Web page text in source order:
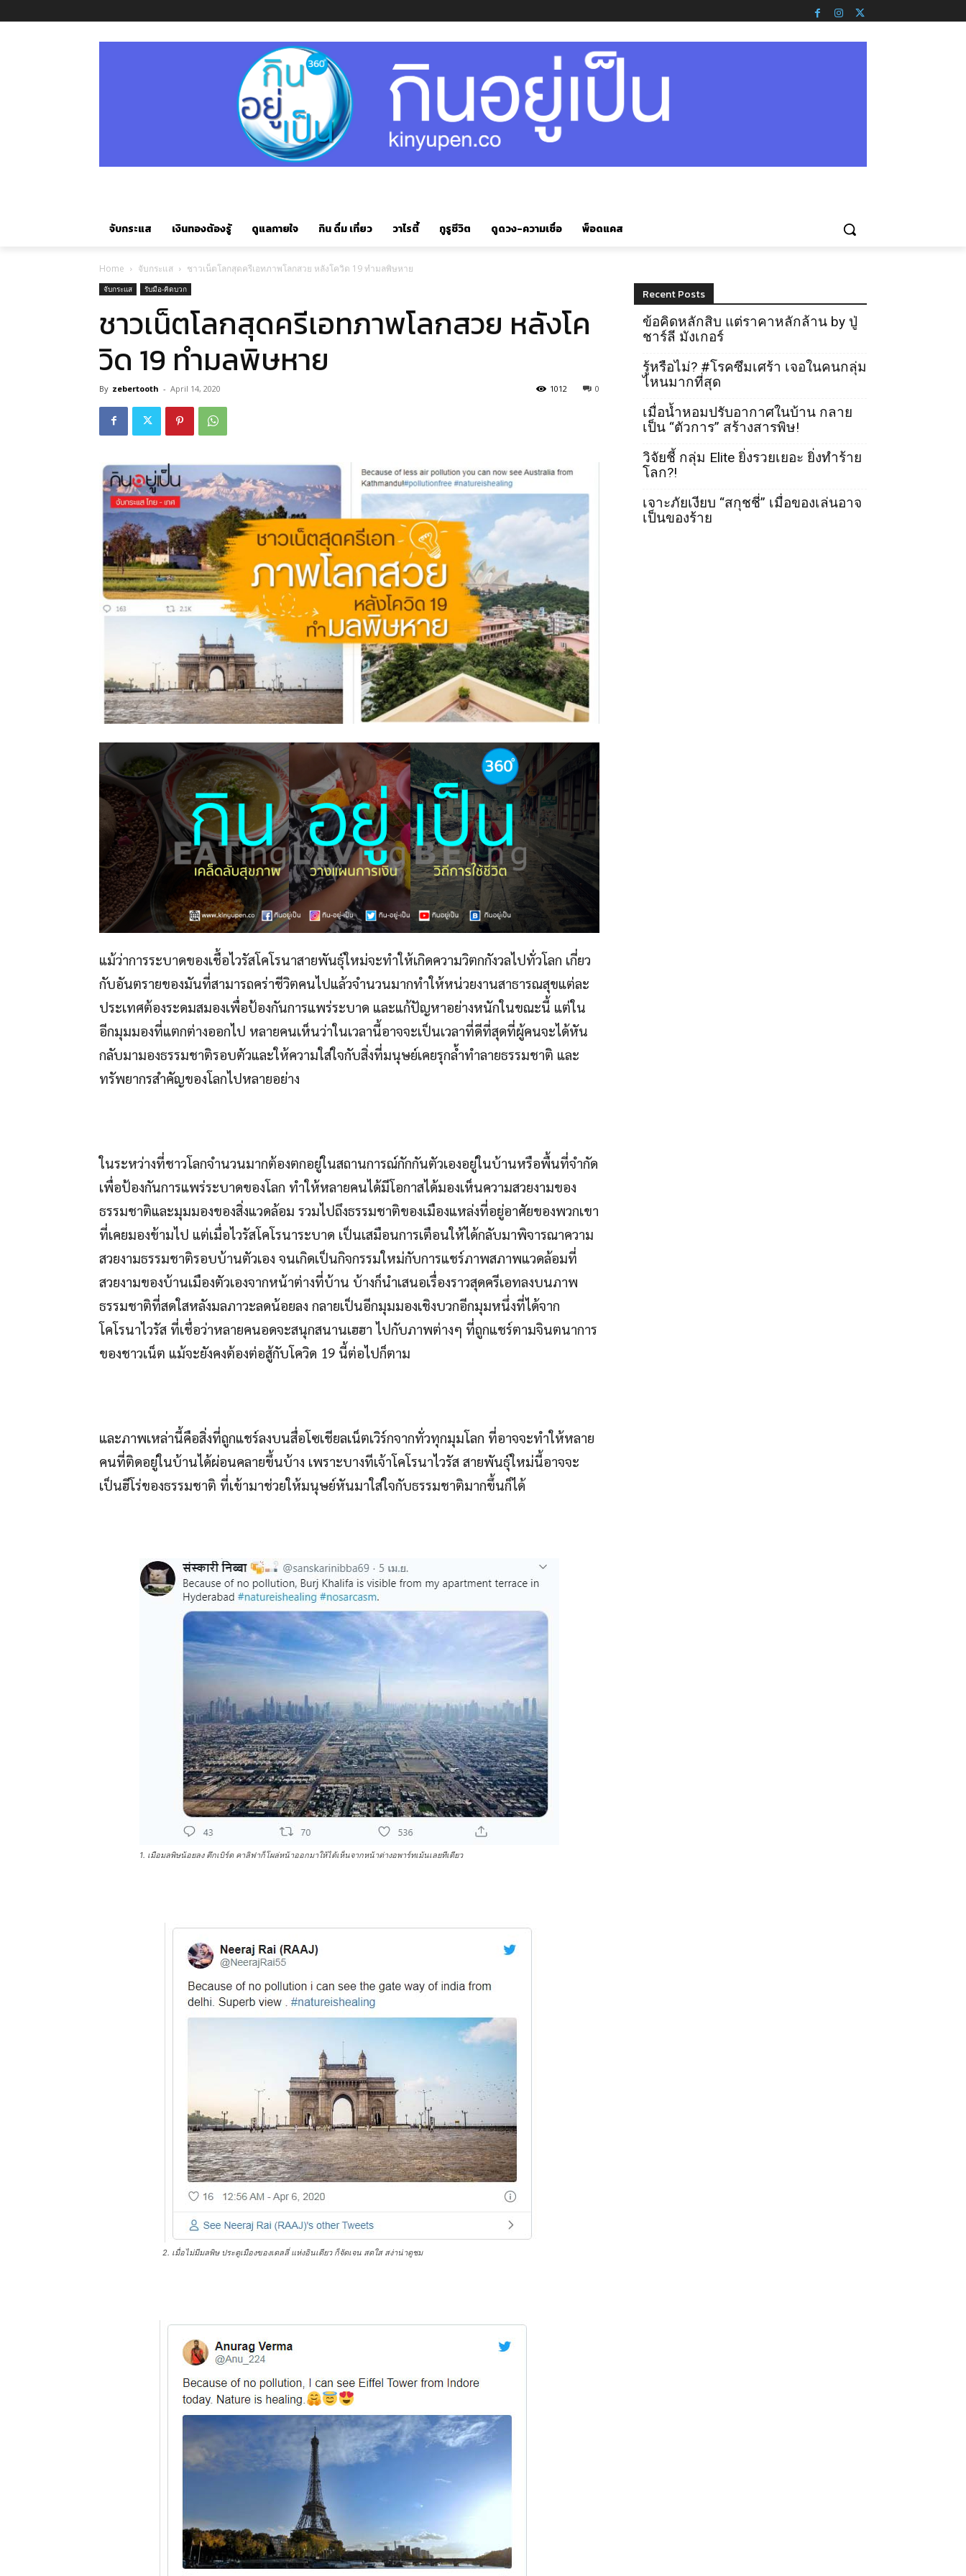
จับกระแส เงินทองต้องรู้ ดูแลกายใจ กิน ดื่ม เที่ยว วาไรตี้ กูรูชีวิต ดูดวง-ความเชื่อ พ็อดแคส
Home จับกระแส ชาวเน็ตโลกสุดครีเอทภาพโลกสวย หลังโควิด 19 ทำมลพิษหาย
จับกระแส รับมือ-คิดบวก
ชาวเน็ตโลกสุดครีเอทภาพโลกสวย หลังโค
วิด 19 ทำมลพิษหาย
By zebertooth - April 14, 2020 0
1012
แม้ว่าการระบาดของเชื้อไวรัสโคโรนาสายพันธุ์ใหม่จะทำให้เกิดความวิตกกังวลไปทั่วโลก เกี่ยว
กับอันตรายของมันที่สามารถคร่าชีวิตคนไปแล้วจำนวนมากทำให้หน่วยงานสาธารณสุขแต่ละ
ประเทศต้องระดมสมองเพื่อป้องกันการแพร่ระบาด และแก้ปัญหาอย่างหนักในขณะนี้ แต่ใน
อีกมุมมองที่แตกต่างออกไป หลายคนเห็นว่าในเวลานี้อาจจะเป็นเวลาที่ดีที่สุดที่ผู้คนจะได้หัน
กลับมามองธรรมชาติรอบตัวและให้ความใส่ใจกับสิ่งที่มนุษย์เคยรุกล้ำทำลายธรรมชาติ และ
ทรัพยากรสำคัญของโลกไปหลายอย่าง
ในระหว่างที่ชาวโลกจำนวนมากต้องตกอยู่ในสถานการณ์กักกันตัวเองอยู่ในบ้านหรือพื้นที่จำกัด
เพื่อป้องกันการแพร่ระบาดของโลก ทำให้หลายคนได้มีโอกาสได้มองเห็นความสวยงามของ
ธรรมชาติและมุมมองของสิ่งแวดล้อม รวมไปถึงธรรมชาติของเมืองแหล่งที่อยู่อาศัยของพวกเขา
ที่เคยมองข้ามไป แต่เมื่อไวรัสโคโรนาระบาด เป็นเสมือนการเตือนให้ได้กลับมาพิจารณาความ
สวยงามธรรมชาติรอบบ้านตัวเอง จนเกิดเป็นกิจกรรมใหม่กับการแชร์ภาพสภาพแวดล้อมที่
สวยงามของบ้านเมืองตัวเองจากหน้าต่างที่บ้าน บ้างก็นำเสนอเรื่องราวสุดครีเอทลงบนภาพ
ธรรมชาติที่สดใสหลังมลภาวะลดน้อยลง กลายเป็นอีกมุมมองเชิงบวกอีกมุมหนึ่งที่ได้จาก
โคโรนาไวรัส ที่เชื่อว่าหลายคนอดจะสนุกสนานเฮฮา ไปกับภาพต่างๆ ที่ถูกแชร์ตามจินตนาการ
ของชาวเน็ต แม้จะยังคงต้องต่อสู้กับโควิด 19 นี้ต่อไปก็ตาม
และภาพเหล่านี้คือสิ่งที่ถูกแชร์ลงบนสื่อโซเชียลเน็ตเวิร์กจากทั่วทุกมุมโลก ที่อาจจะทำให้หลาย
คนที่ติดอยู่ในบ้านได้ผ่อนคลายขึ้นบ้าง เพราะบางทีเจ้าโคโรนาไวรัส สายพันธุ์ใหม่นี้อาจจะ
เป็นฮีโร่ของธรรมชาติ ที่เข้ามาช่วยให้มนุษย์หันมาใส่ใจกับธรรมชาติมากขึ้นก็ได้
1. เมือมลพิษน้อยลง ตึกเบิร์ด คาลิฟาก็โผล่หน้าออกมาให้ได้เห็นจากหน้าต่างอพาร์ทเม้นเลยทีเดียว
2. เมื่อไม่มีมลพิษ ประตูเมืองของเดลลี่ แห่งอินเดียว ก็จัดเจน สดใส สง่าน่าดูชม
Recent Posts
ข้อคิดหลักสิบ แต่ราคาหลักล้าน by ปู่
ชาร์ลี มังเกอร์
รู้หรือไม่? #โรคซึมเศร้า เจอในคนกลุ่ม
ไหนมากที่สุด
เมื่อน้ำหอมปรับอากาศในบ้าน กลาย
เป็น “ตัวการ” สร้างสารพิษ!
วิจัยชี้ กลุ่ม Elite ยิ่งรวยเยอะ ยิ่งทำร้าย
โลก?!
เจาะภัยเงียบ “สกุชชี่” เมื่อของเล่นอาจ
เป็นของร้าย